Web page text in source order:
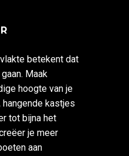
betekent dat
Maak
hoogte van je
hangende kastjes
tot bijna het
je meer
aan